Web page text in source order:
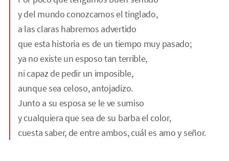
y del mundo conozcamos el tinglado,
a las claras habremos advertido
que esta historia es de un tiempo muy pasado;
ya no existe un esposo tan terrible,
ni capaz de pedir un imposible,
aunque sea celoso, antojadizo.
Junto a su esposa se le ve sumiso
y cualquiera que sea de su barba el color,
cuesta saber, de entre ambos, cuál es amo y señor.